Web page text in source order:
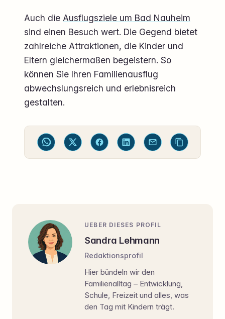
Auch die Ausflugsziele um Bad Nauheim
sind einen Besuch wert. Die Gegend bietet
zahlreiche Attraktionen, die Kinder und
Eltern gleichermaßen begeistern. So
können Sie Ihren Familienausflug
abwechslungsreich und erlebnisreich
gestalten.
UEBER DIESES PROFIL
Sandra Lehmann
Redaktionsprofil
Hier bündeln wir den
Familienalltag – Entwicklung,
Schule, Freizeit und alles, was
den Tag mit Kindern trägt.